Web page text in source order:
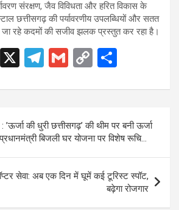
संरक्षण, जैव विविधता और हरित विकास के
छत्तीसगढ़ की पर्यावरणीय उपलब्धियों और सतत
जा रहे कदमों की सजीव झलक प्रस्तुत कर रहा है।
W
X
T
e
gr
a
m
G
ail
C
py
Li
n
k
ar
’ऊर्जा की धुरी छत्तीसगढ़’ की थीम पर बनी ऊर्जा
प्रधानमंत्री बिजली घर योजना पर विशेष रूचि…
सेवा: अब एक दिन में घूमें कई टूरिस्ट स्पॉट,
बढ़ेगा रोजगार